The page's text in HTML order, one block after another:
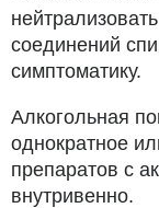
соединений
симптоматику.
Алкогольная
однократное
препаратов с
внутривенно.